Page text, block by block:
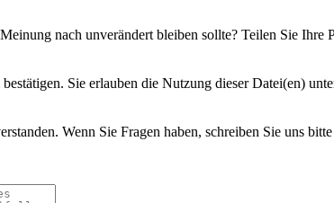
nach unverändert bleiben sollte? Teilen Sie
Sie erlauben die Nutzung dieser Datei(en)
Wenn Sie Fragen haben, schreiben Sie uns